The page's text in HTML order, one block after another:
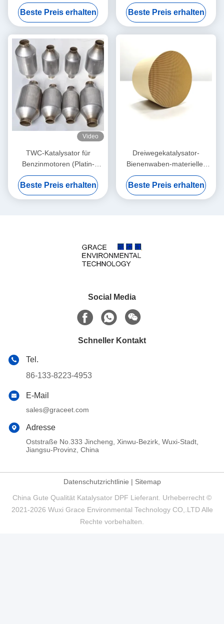
Zellkatalysator des Zoll-200
Beste Preis erhalten
PD-relative Feuchtigkeit der
Zellen3 metallisch
Beste Preis erhalten
Video
TWC-Katalysator für
Benzinmotoren (Platin-
Palladium): Reduziert
Schwefel im Benzin
Beste Preis erhalten
Dreiwegekatalysator-
Bienenwaben-materieller
Euro 5 TWC-Katalysator
Pint-PD-relativer
Feuchtigkeit Zelle 6 400
Beste Preis erhalten
Social Media
Schneller Kontakt
Tel.
86-133-8223-4953
E-Mail
sales@graceet.com
Adresse
Oststraße No.333 Jincheng, Xinwu-Bezirk, Wuxi-Stadt,
Jiangsu-Provinz, China
Datenschutzrichtlinie | Sitemap
China Gute Qualität Katalysator DPF Lieferant. Urheberrecht ©
2021-2026 Wuxi Grace Environmental Technology CO,.LTD Alle
Rechte vorbehalten.